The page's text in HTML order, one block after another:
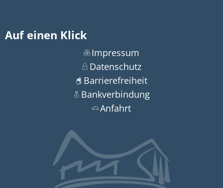
Auf einen Klick
Impressum
Datenschutz
Barrierefreiheit
Bankverbindung
Anfahrt